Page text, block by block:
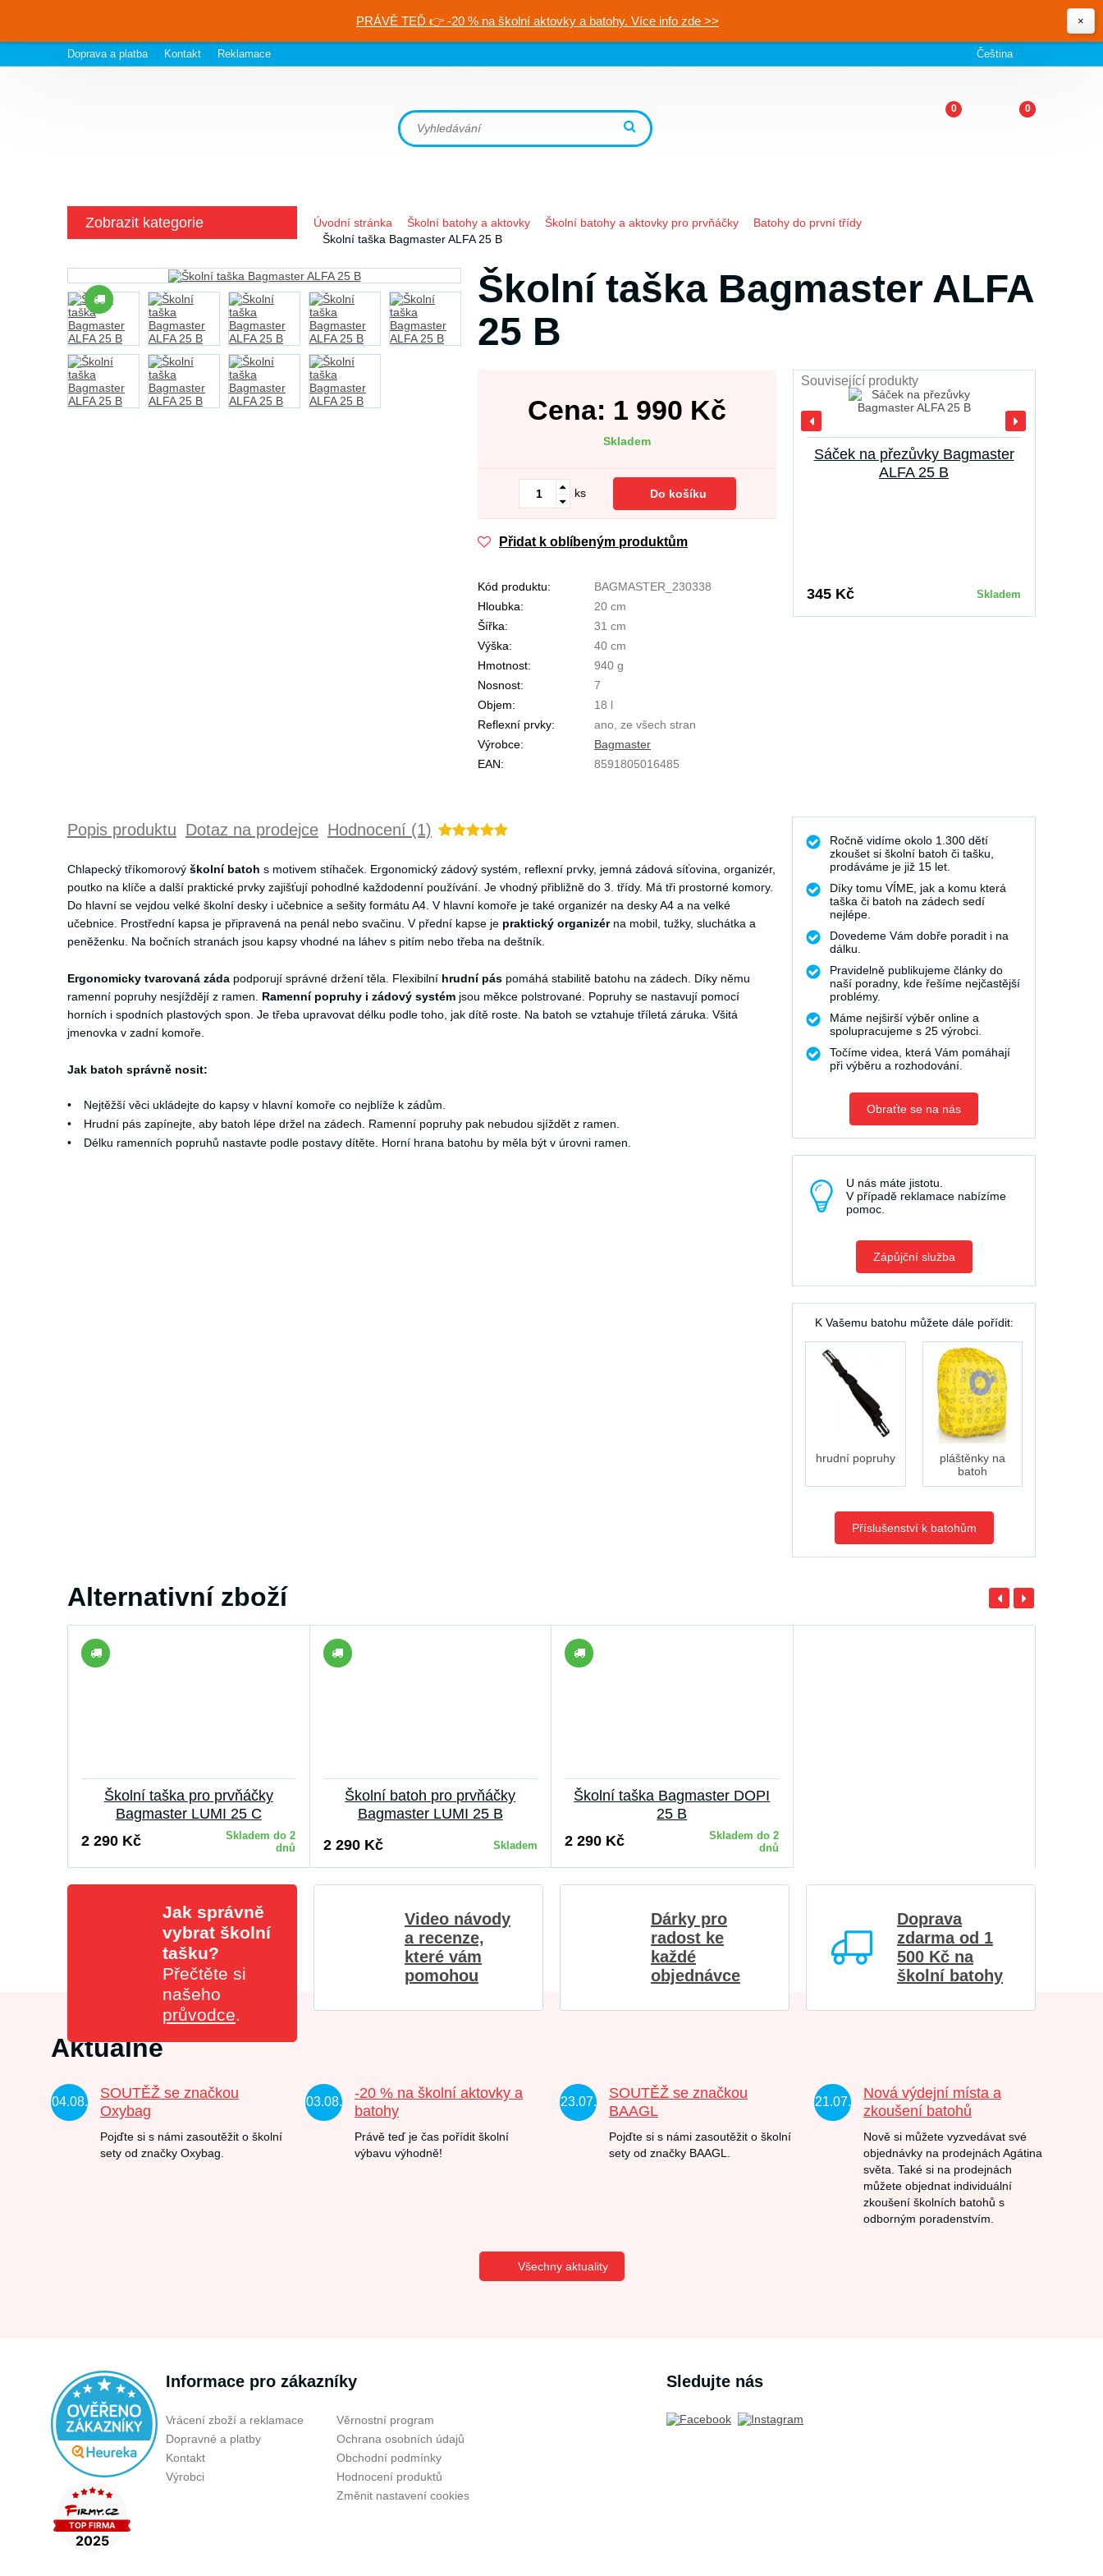
PRÁVĚ TEĎ 👉 -20 % na školní aktovky a batohy. Více info zde >> ×
Doprava a platba Kontakt Reklamace Čeština
0 0
Zobrazit kategorie Úvodní stránka Školní batohy a aktovky Školní batohy a aktovky pro prvňáčky
Batohy do první třídy
Školní taška Bagmaster ALFA 25 B
Školní taška Bagmaster ALFA
25 B
Cena: 1 990 Kč
Skladem
ks Do košíku
Přidat k oblíbeným produktům
Kód produktu:
BAGMASTER_230338
Hloubka:
20 cm
Šířka:
31 cm
Výška:
40 cm
Hmotnost:
940 g
Nosnost:
7
Objem:
18 l
Reflexní prvky:
ano, ze všech stran
Výrobce:
Bagmaster
EAN:
8591805016485
Související produkty
Sáček na přezůvky Bagmaster
ALFA 25 B
345 Kč Skladem
Popis produktu Dotaz na prodejce Hodnocení (1)
Chlapecký tříkomorový školní batoh s motivem stíhaček. Ergonomický zádový systém, reflexní prvky, jemná zádová síťovina, organizér,
poutko na klíče a další praktické prvky zajišťují pohodlné každodenní používání. Je vhodný přibližně do 3. třídy. Má tři prostorné komory.
Do hlavní se vejdou velké školní desky i učebnice a sešity formátu A4. V hlavní komoře je také organizér na desky A4 a na velké
učebnice. Prostřední kapsa je připravená na penál nebo svačinu. V přední kapse je praktický organizérna mobil, tužky, sluchátka a
peněženku. Na bočních stranách jsou kapsy vhodné na láhev s pitím nebo třeba na deštník.
Ergonomicky tvarovaná záda podporují správné držení těla. Flexibilní hrudní pás pomáhá stabilitě batohu na zádech. Díky němu
ramenní popruhy nesjíždějí z ramen. Ramenní popruhy i zádový systém jsou měkce polstrované. Popruhy se nastavují pomocí
horních i spodních plastových spon. Je třeba upravovat délku podle toho, jak dítě roste. Na batoh se vztahuje tříletá záruka. Všitá
jmenovka v zadní komoře.
Jak batoh správně nosit:
•
Nejtěžší věci ukládejte do kapsy v hlavní komoře co nejblíže k zádům.
•
Hrudní pás zapínejte, aby batoh lépe držel na zádech. Ramenní popruhy pak nebudou sjíždět z ramen.
•
Délku ramenních popruhů nastavte podle postavy dítěte. Horní hrana batohu by měla být v úrovni ramen.
Ročně vidíme okolo 1.300 dětí
zkoušet si školní batoh či tašku,
prodáváme je již 15 let.
Díky tomu VÍME, jak a komu která
taška či batoh na zádech sedí
nejlépe.
Dovedeme Vám dobře poradit i na
dálku.
Pravidelně publikujeme články do
naší poradny, kde řešíme nejčastější
problémy.
Máme nejširší výběr online a
spolupracujeme s 25 výrobci.
Točíme videa, která Vám pomáhají
při výběru a rozhodování.
Obraťte se na nás
U nás máte jistotu.
V případě reklamace nabízíme
pomoc.
Zápůjční služba
K Vašemu batohu můžete dále pořídit:
hrudní popruhy
pláštěnky na
batoh
Příslušenství k batohům
Alternativní zboží
Školní taška pro prvňáčky
Bagmaster LUMI 25 C
2 290 Kč
Skladem do 2
dnů
Školní batoh pro prvňáčky
Bagmaster LUMI 25 B
2 290 Kč
Skladem
Školní taška Bagmaster DOPI
25 B
2 290 Kč
Skladem do 2
dnů
Jak správně
vybrat školní
tašku?
Přečtěte si
našeho
průvodce
Video návody
a recenze,
které vám
pomohou
Dárky pro
radost ke
každé
objednávce
Doprava
zdarma od 1
500 Kč na
školní batohy
Aktuálně
04.08.
SOUTĚŽ se značkou
Oxybag
Pojďte si s námi zasoutěžit o školní
sety od značky Oxybag.
03.08.
-20 % na školní aktovky a
batohy
Právě teď je čas pořídit školní
výbavu výhodně!
23.07.
SOUTĚŽ se značkou
BAAGL
Pojďte si s námi zasoutěžit o školní
sety od značky BAAGL.
21.07.
Nová výdejní místa a
zkoušení batohů
Nově si můžete vyzvedávat své
objednávky na prodejnách Agátina
světa. Také si na prodejnách
můžete objednat individuální
zkoušení školních batohů s
odborným poradenstvím.
Všechny aktuality
Informace pro zákazníky
Vrácení zboží a reklamace
Dopravné a platby
Kontakt
Výrobci
Věrnostní program
Ochrana osobních údajů
Obchodní podmínky
Hodnocení produktů
Změnit nastavení cookies
Sledujte nás